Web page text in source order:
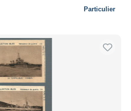
Particulier